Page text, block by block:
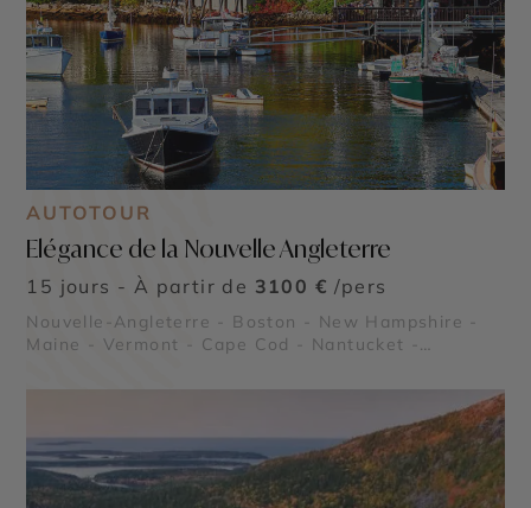
AUTOTOUR
Elégance de la Nouvelle Angleterre
15 jours - À partir de 3100 € /pers
Nouvelle-Angleterre - Boston - New Hampshire -
Maine - Vermont - Cape Cod - Nantucket -
National Acadia - White Mountains